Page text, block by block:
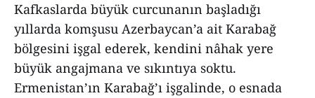
Kafkaslarda büyük curcunanın başladığı
yıllarda komşusu Azerbaycan’a ait Karabağ
bölgesini işgal ederek, kendini nâhak yere
büyük angajmana ve sıkıntıya soktu.
Ermenistan’ın Karabağ’ı işgalinde, o esnada